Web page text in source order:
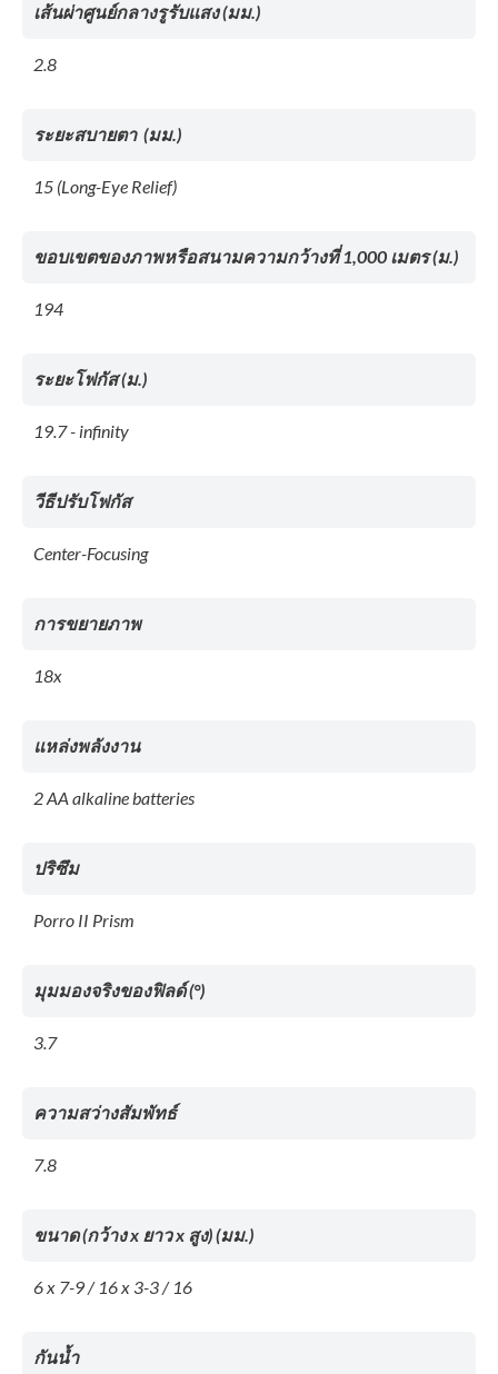
เส้นผ่าศูนย์กลางรูรับแสง (มม.)
2.8
ระยะสบายตา (มม.)
15 (Long-Eye Relief)
ขอบเขตของภาพหรือสนามความกว้างที่ 1,000 เมตร (ม.)
194
ระยะโฟกัส (ม.)
19.7 - infinity
วีธีปรับโฟกัส
Center-Focusing
การขยายภาพ
18x
แหล่งพลังงาน
2 AA alkaline batteries
ปริซึม
Porro II Prism
มุมมองจริงของฟิลด์ (°)
3.7
ความสว่างสัมพัทธ์
7.8
ขนาด (กว้าง x ยาว x สูง) (มม.)
6 x 7-9 / 16 x 3-3 / 16
กันน้ำ